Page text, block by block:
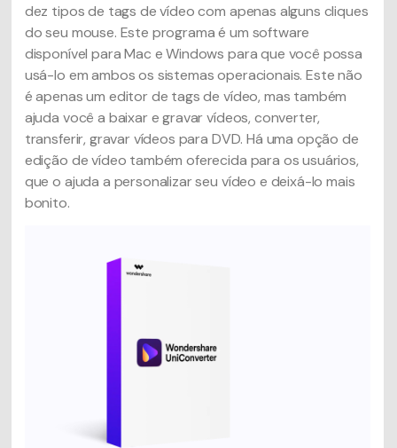
dez tipos de tags de vídeo com apenas alguns cliques
do seu mouse. Este programa é um software
disponível para Mac e Windows para que você possa
usá-lo em ambos os sistemas operacionais. Este não
é apenas um editor de tags de vídeo, mas também
ajuda você a baixar e gravar vídeos, converter,
transferir, gravar vídeos para DVD. Há uma opção de
edição de vídeo também oferecida para os usuários,
que o ajuda a personalizar seu vídeo e deixá-lo mais
bonito.